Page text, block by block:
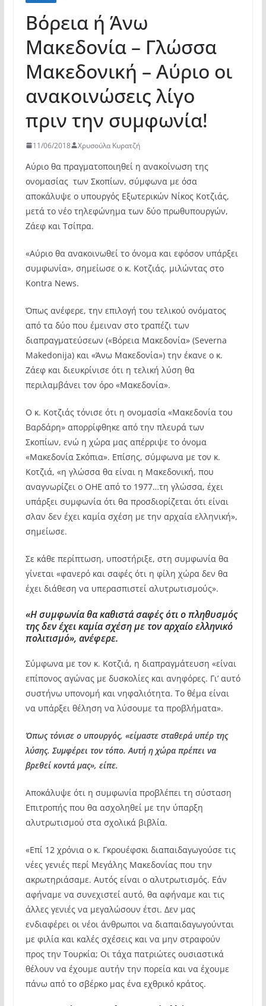
Βόρεια ή Άνω
Μακεδονία – Γλώσσα
Μακεδονική – Αύριο οι
ανακοινώσεις λίγο
πριν την συμφωνία!
11/06/2018 Χρυσούλα Κυρατζή
Αύριο θα πραγματοποιηθεί η ανακοίνωση της
ονομασίας των Σκοπίων, σύμφωνα με όσα
αποκάλυψε ο υπουργός Εξωτερικών Νίκος Κοτζιάς,
μετά το νέο τηλεφώνημα των δύο πρωθυπουργών,
Ζάεφ και Τσίπρα.
«Αύριο θα ανακοινωθεί το όνομα και εφόσον υπάρξει
συμφωνία», σημείωσε ο κ. Κοτζιάς, μιλώντας στο
Kontra News.
Όπως ανέφερε, την επιλογή του τελικού ονόματος
από τα δύο που έμειναν στο τραπέζι των
διαπραγματεύσεων («Βόρεια Μακεδονία» (Severna
Makedonija) και «Άνω Μακεδονία») την έκανε ο κ.
Ζάεφ και διευκρίνισε ότι η τελική λύση θα
περιλαμβάνει τον όρο «Μακεδονία».
Ο κ. Κοτζιάς τόνισε ότι η ονομασία «Μακεδονία του
Βαρδάρη» απορρίφθηκε από την πλευρά των
Σκοπίων, ενώ η χώρα μας απέρριψε το όνομα
«Μακεδονία Σκόπια». Επίσης, σύμφωνα με τον κ.
Κοτζιά, «η γλώσσα θα είναι η Μακεδονική, που
αναγνωρίζει ο ΟΗΕ από το 1977…τη γλώσσα, έχει
υπάρξει συμφωνία ότι θα προσδιορίζεται ότι είναι
σλαν δεν έχει καμία σχέση με την αρχαία ελληνική»,
σημείωσε.
Σε κάθε περίπτωση, υποστήριξε, στη συμφωνία θα
γίνεται «φανερό και σαφές ότι η φίλη χώρα δεν θα
έχει διάθεση να υπερασπιστεί αλυτρωτισμούς».
«Η συμφωνία θα καθιστά σαφές ότι ο πληθυσμός
της δεν έχει καμία σχέση με τον αρχαίο ελληνικό
πολιτισμό», ανέφερε.
Σύμφωνα με τον κ. Κοτζιά, η διαπραγμάτευση «είναι
επίπονος αγώνας με δυσκολίες και ανηφόρες. Γι’ αυτό
συστήνω υπονομή και νηφαλιότητα. Το θέμα είναι
να υπάρξει θέληση να λύσουμε τα προβλήματα».
Όπως τόνισε ο υπουργός, «είμαστε σταθερά υπέρ της
λύσης. Συμφέρει τον τόπο. Αυτή η χώρα πρέπει να
βρεθεί κοντά μας», είπε.
Αποκάλυψε ότι η συμφωνία προβλέπει τη σύσταση
Επιτροπής που θα ασχοληθεί με την ύπαρξη
αλυτρωτισμού στα σχολικά βιβλία.
«Επί 12 χρόνια ο κ. Γκρουέφσκι διαπαιδαγωγούσε τις
νέες γενιές περί Μεγάλης Μακεδονίας που την
ακρωτηριάσαμε. Αυτός είναι ο αλυτρωτισμός. Εάν
αφήναμε να συνεχιστεί αυτό, θα αφήναμε και τις
άλλες γενιές να μεγαλώσουν έτσι. Δεν μας
ενδιαφέρει οι νέοι άνθρωποι να διαπαιδαγωγούνται
με φιλία και καλές σχέσεις και να μην στραφούν
προς την Τουρκία; Οι τάχα πατριώτες ουσιαστικά
θέλουν να έχουμε αυτήν την πορεία και να έχουμε
πάνω από το σβέρκο μας ένα εχθρικό κράτος.